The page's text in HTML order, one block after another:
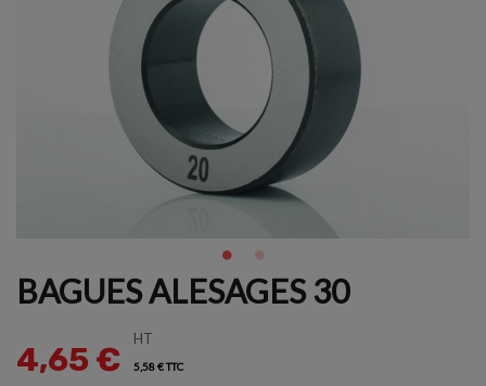
BAGUES ALESAGES 30
4,65 €
HT
5,58 € TTC